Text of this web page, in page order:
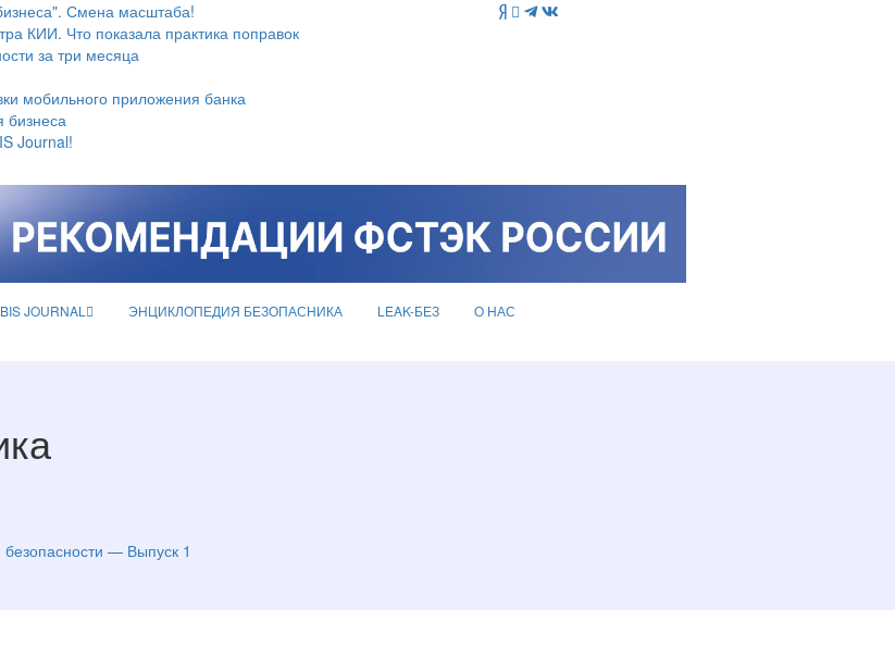
Смена масштаба!
КИИ. Что показала практика поправок
за три месяца
мобильного приложения банка
бизнеса
Journal!
BIS JOURNAL ЭНЦИКЛОПЕДИЯ БЕЗОПАСНИКА LEAK-БЕЗ О НАС
— Выпуск 1